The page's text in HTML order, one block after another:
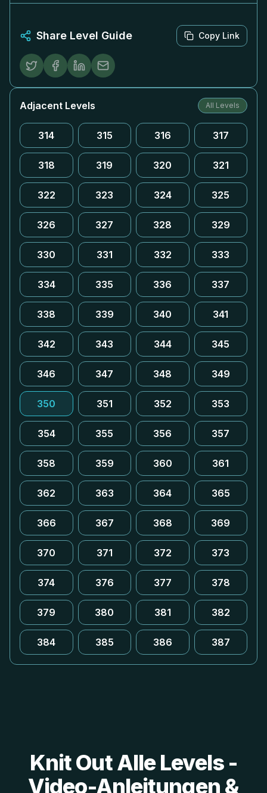
Share Level Guide Copy Link
Adjacent Levels All Levels
314 315 316 317
318 319 320 321
322 323 324 325
326 327 328 329
330 331 332 333
334 335 336 337
338 339 340 341
342 343 344 345
346 347 348 349
350 351 352 353
354 355 356 357
358 359 360 361
362 363 364 365
366 367 368 369
370 371 372 373
374 376 377 378
379 380 381 382
384 385 386 387
Knit Out Alle Levels -
Video-Anleitungen &